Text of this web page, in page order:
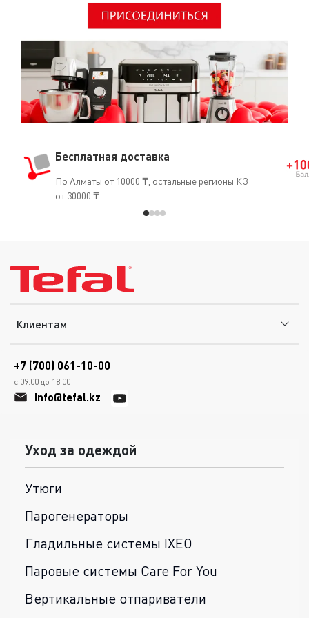
чувствительных областей», которая крепится к головке
Бесплатная доставка
По Алматы от 10000 ₸, остальные регионы КЗ
от 30000 ₸
Клиентам
+7 (700) 061-10-00
с 09.00 до 18.00
info@tefal.kz
Уход за одеждой
Утюги
Парогенераторы
Гладильные системы IXEO
Паровые системы Care For You
Вертикальные отпариватели